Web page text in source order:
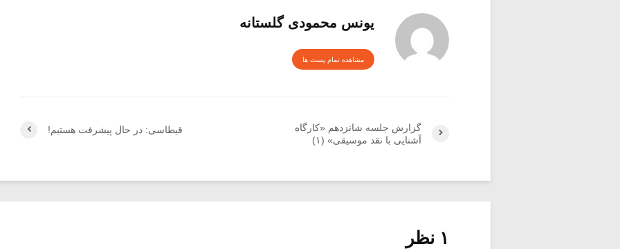
یونس محمودی گلستانه
مشاهده تمام پست ها
قیطاسی: در حال پیشرفت هستیم!
گزارش جلسه شانزدهم «کارگاه
آشنایی با نقد موسیقی» (۱)
۱ نظر